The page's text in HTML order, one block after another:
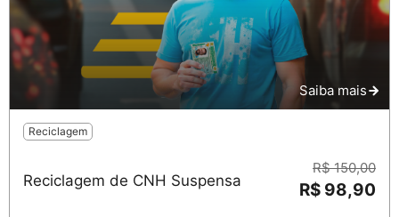
Saiba mais
Reciclagem
Reciclagem de CNH Suspensa
R$ 150,00
R$ 98,90